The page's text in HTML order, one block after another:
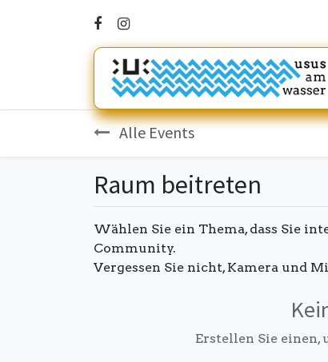
Alle Events
Raum beitreten
Wählen Sie ein Thema, dass Sie
Community.
Vergessen Sie nicht, Kamera und
Erstellen Sie